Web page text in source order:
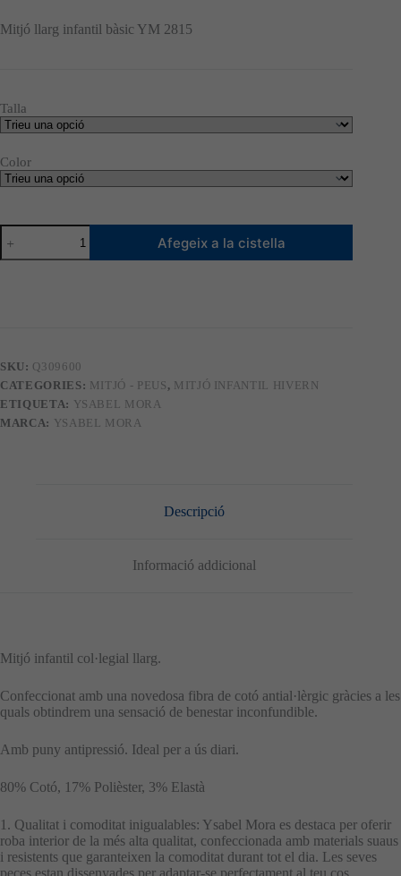
original
era:
actual
és:
Mitjó llarg infantil bàsic YM 2815
Talla
Color
quantitat
de
Mitjó
Afegeix a la cistella
SKU: Q309600
CATEGORIES: MITJÓ - PEUS , MITJÓ INFANTIL HIVERN
ETIQUETA: YSABEL MORA
MARCA: YSABEL MORA
Descripció
Informació addicional
Mitjó infantil col·legial llarg.
Confeccionat amb una novedosa fibra de cotó antial·lèrgic gràcies a les
quals obtindrem una sensació de benestar inconfundible.
Amb puny antipressió. Ideal per a ús diari.
80% Cotó, 17% Polièster, 3% Elastà
1. Qualitat i comoditat inigualables: Ysabel Mora es destaca per oferir
roba interior de la més alta qualitat, confeccionada amb materials suaus
i resistents que garanteixen la comoditat durant tot el dia. Les seves